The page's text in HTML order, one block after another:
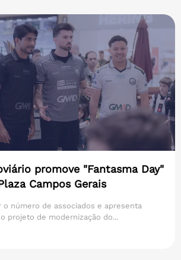
promove "Fantasma Day"
Campos Gerais
o número de associados e apresenta
projeto de modernização do...